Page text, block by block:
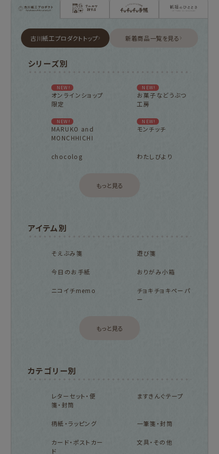
古川紙工プロダクトトップ 新着商品一覧を見る
シリーズ別
NEW!
オンラインショップ
限定
NEW!
お菓子などうぶつ
工房
NEW!
MARUKO and
MONCHHICHI
NEW!
モンチッチ
chocolog わたしびより
もっと見る
アイテム別
そえぶみ箋 遊び箋
今日のお手紙 おりがみ小箱
ニコイチmemo
チョキチョキペーパ
ー
もっと見る
カテゴリー別
レターセット・便
箋・封筒
ますきんぐテープ
柄紙・ラッピング 一筆箋・封筒
カード・ポストカー
ド
文具・その他